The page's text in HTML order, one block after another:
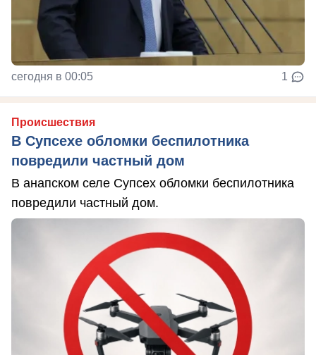
сегодня в 00:05 1
Происшествия
В Супсехе обломки беспилотника
повредили частный дом
В анапском селе Супсех обломки беспилотника
повредили частный дом.